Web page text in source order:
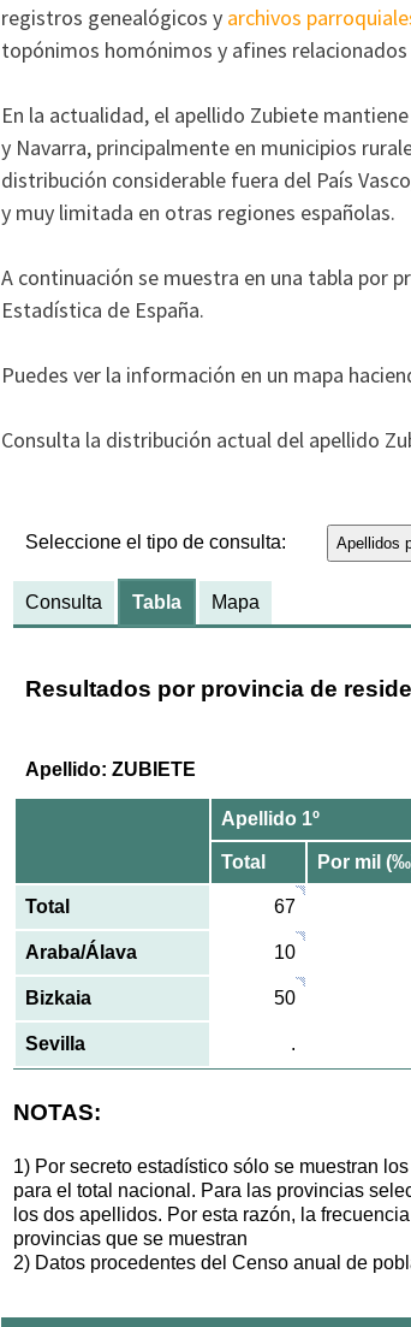
registros genealógicos y archivos
topónimos homónimos y afines relacionados
En la actualidad, el apellido Zubiete
y Navarra, principalmente en municipios
distribución considerable fuera del País
y muy limitada en otras regiones españolas.
A continuación se muestra en una tabla por
Estadística de España.
Puedes ver la información en un mapa
Consulta la distribución actual del apellido